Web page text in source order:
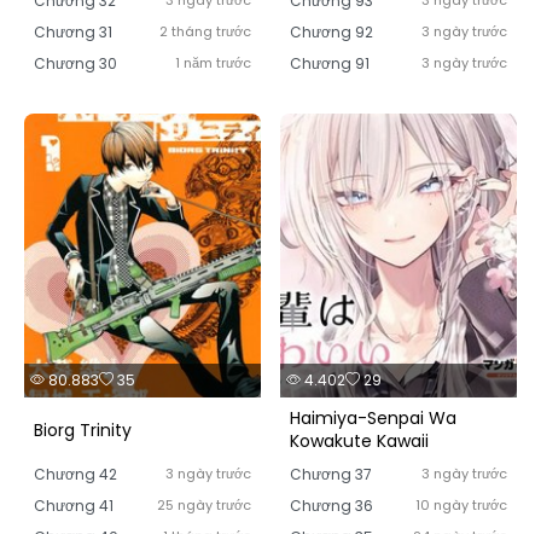
Chương 31 2 tháng trước
Chương 30 1 năm trước
Chương 92 3 ngày trước
Chương 91 3 ngày trước
80.883 35
Biorg Trinity
Chương 42 3 ngày trước
Chương 41 25 ngày trước
4.402 29
Haimiya-Senpai Wa
Kowakute Kawaii
Chương 37 3 ngày trước
Chương 36 10 ngày trước